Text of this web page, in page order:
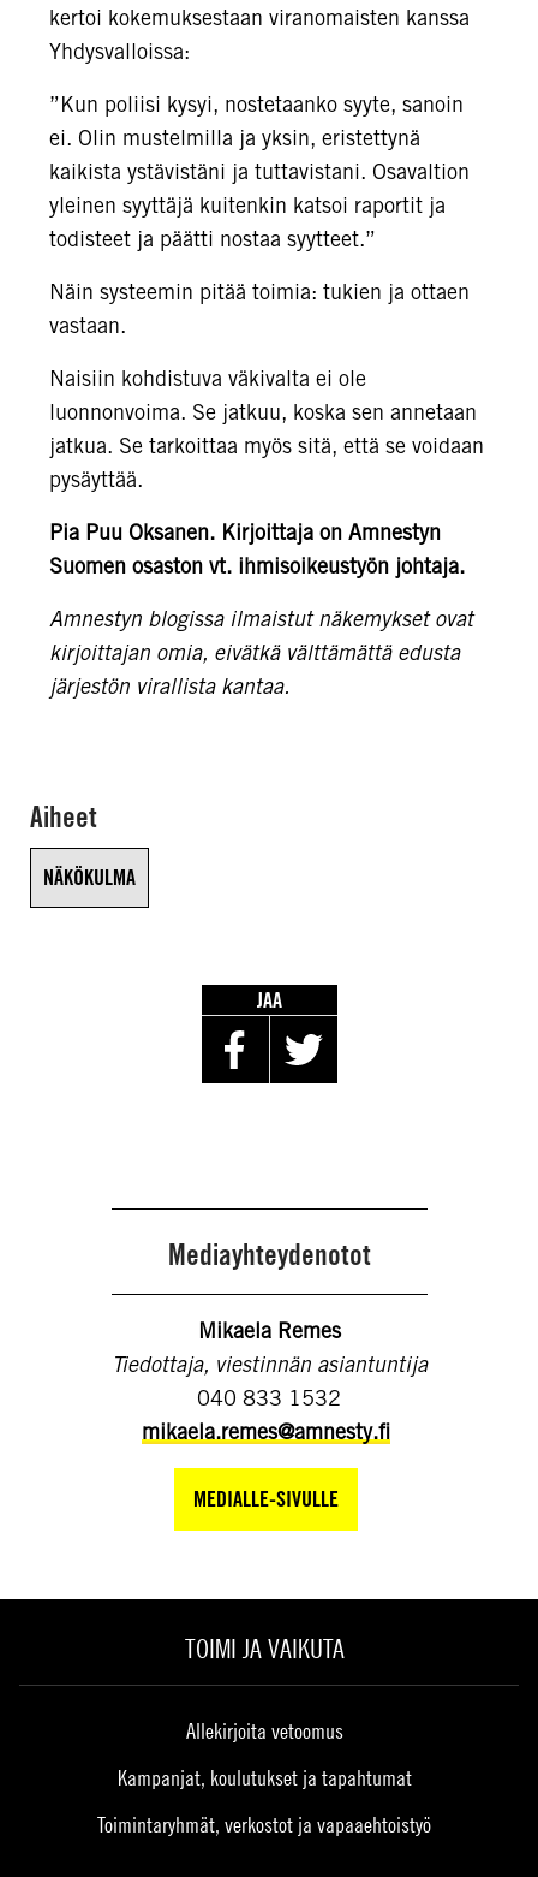
kertoi kokemuksestaan viranomaisten kanssa
Yhdysvalloissa:
”Kun poliisi kysyi, nostetaanko syyte, sanoin
ei. Olin mustelmilla ja yksin, eristettynä
kaikista ystävistäni ja tuttavistani. Osavaltion
yleinen syyttäjä kuitenkin katsoi raportit ja
todisteet ja päätti nostaa syytteet.”
Näin systeemin pitää toimia: tukien ja ottaen
vastaan.
Naisiin kohdistuva väkivalta ei ole
luonnonvoima. Se jatkuu, koska sen annetaan
jatkua. Se tarkoittaa myös sitä, että se voidaan
pysäyttää.
Pia Puu Oksanen. Kirjoittaja on Amnestyn
Suomen osaston vt. ihmisoikeustyön johtaja.
Amnestyn blogissa ilmaistut näkemykset ovat
kirjoittajan omia, eivätkä välttämättä edusta
järjestön virallista kantaa.
Aiheet
NÄKÖKULMA
JAA
Mediayhteydenotot
Mikaela Remes
Tiedottaja, viestinnän asiantuntija
040 833 1532
mikaela.remes@amnesty.fi
MEDIALLE-SIVULLE
TOIMI JA VAIKUTA
Allekirjoita vetoomus
Kampanjat, koulutukset ja tapahtumat
Toimintaryhmät, verkostot ja vapaaehtoistyö